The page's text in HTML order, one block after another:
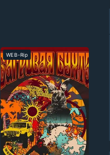
WEB-Rip